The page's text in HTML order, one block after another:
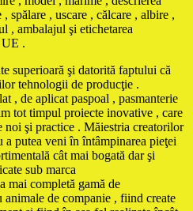
spălare , uscare , călcare , albire ,
, ambalajul şi etichetarea
UE .
superioară şi datorită faptului că
tehnologii de producţie .
, de aplicat paspoal , pasmanterie
tot timpul proiecte inovative , care
noi şi practice . Măiestria creatorilor
putea veni în întâmpinarea pieţei
cât mai bogată dar şi
sub marca
completă gamă de
animale de companie , fiind create